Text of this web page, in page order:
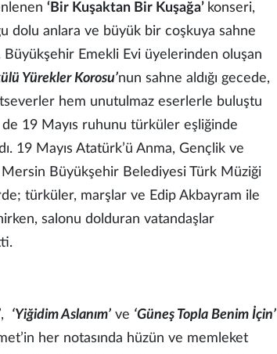
‘Bir Kuşaktan Bir Kuşağa’ konseri,
dolu anlara ve büyük bir coşkuya sahne
Büyükşehir Emekli Evi üyelerinden oluşan
Yürekler Korosu’nun sahne aldığı gecede,
hem unutulmaz eserlerle buluştu
de 19 Mayıs ruhunu türküler eşliğinde
19 Mayıs Atatürk’ü Anma, Gençlik ve
Büyükşehir Belediyesi Türk Müziği
türküler, marşlar ve Edip Akbayram ile
salonu dolduran vatandaşlar
, ‘Yiğidim Aslanım’ ve ‘Güneş Topla Benim İçin’
her notasında hüzün ve memleket